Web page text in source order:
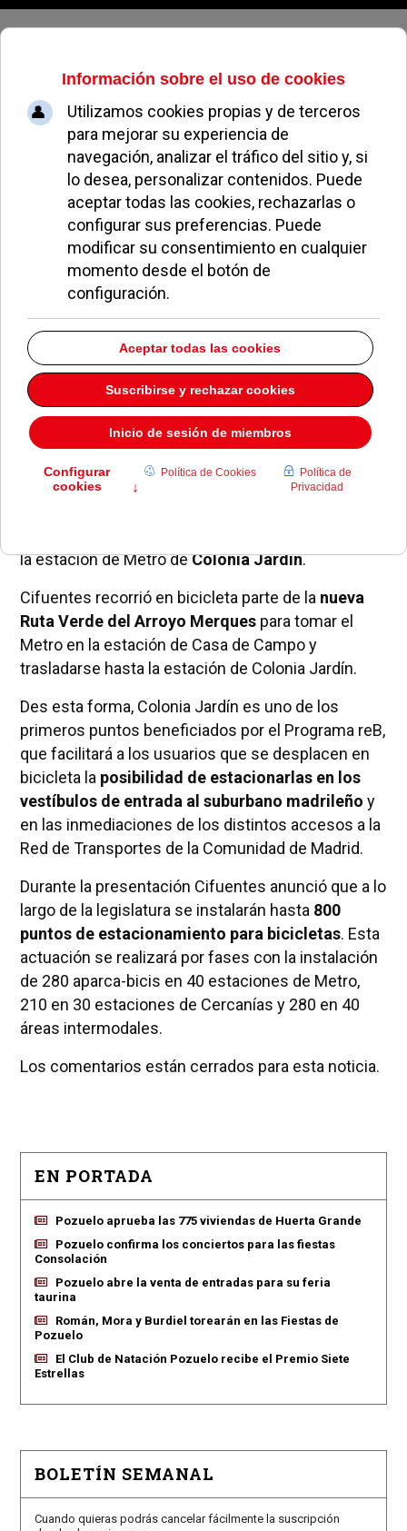
Sábado, 08 de agosto de 2026
Colonia Jardín ya dispone de
aparcamiento para bicicletas
REDACCIÓN NOTICIAS DE POZUELO 28 MARZO 2016
La presidenta de la Comunidad de Madrid,Cristina
la estación de Metro deColonia Jardín.
Cifuentes recorrió en bicicleta parte de la nueva
Ruta Verde del Arroyo Merquespara tomar el
Metro en la estación de Casa de Campo y
trasladarse hasta la estación de Colonia Jardín.
Des esta forma, Colonia Jardín es uno de los
primeros puntos beneficiados por el Programa reB,
que facilitará a los usuarios que se desplacen en
bicicleta la posibilidad de estacionarlas en los
vestíbulos de entrada al suburbano madrileño y
en las inmediaciones de los distintos accesos a la
Red de Transportes de la Comunidad de Madrid.
Durante la presentación Cifuentes anunció que a lo
largo de la legislatura se instalarán hasta 800
puntos de estacionamiento para bicicletas. Esta
actuación se realizará por fases con la instalación
de 280 aparca-bicis en 40 estaciones de Metro,
210 en 30 estaciones de Cercanías y 280 en 40
áreas intermodales.
Los comentarios están cerrados para esta noticia.
EN PORTADA
Pozuelo aprueba las 775 viviendas de Huerta Grande
Pozuelo confirma los conciertos para las fiestas
Consolación
Pozuelo abre la venta de entradas para su feria
taurina
Román, Mora y Burdiel torearán en las Fiestas de
Pozuelo
El Club de Natación Pozuelo recibe el Premio Siete
Estrellas
BOLETÍN SEMANAL
Cuando quieras podrás cancelar fácilmente la suscripción